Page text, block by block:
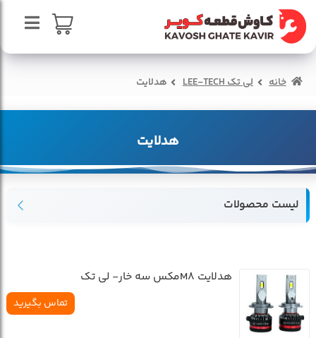
پرش
به
ناوبری
پرش
به
محتوا
صفحه اصلی
سبد خرید
خانه لی تک LEE-TECH هدلایت
هدلایت
لیست محصولات
هدلايت M8مکس سه خار- لي تک
تماس بگیرید